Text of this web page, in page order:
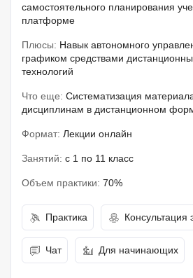
самостоятельного планирования
платформе
Плюсы: Навык автономного
графиком средствами
технологий
Что еще: Систематизация
дисциплинам в дистанционном
Формат: Лекции онлайн
Занятий: с 1 по 11 класс
Объем практики: 70%
Практика Консультация
Чат Для начинающих